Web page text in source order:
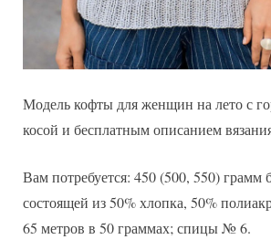
Модель кофты для женщин на лето с
косой и бесплатным описанием
Вам потребуется: 450 (500, 550) грамм
состоящей из 50% хлопка, 50%
65 метров в 50 граммах; спицы № 6.